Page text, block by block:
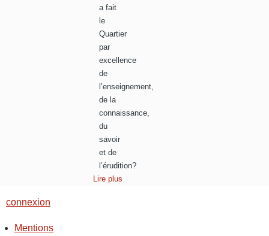
a fait
le
Quartier
par
excellence
de
l’enseignement,
de la
connaissance,
du
savoir
et de
l’érudition?
Lire plus
connexion
Mentions